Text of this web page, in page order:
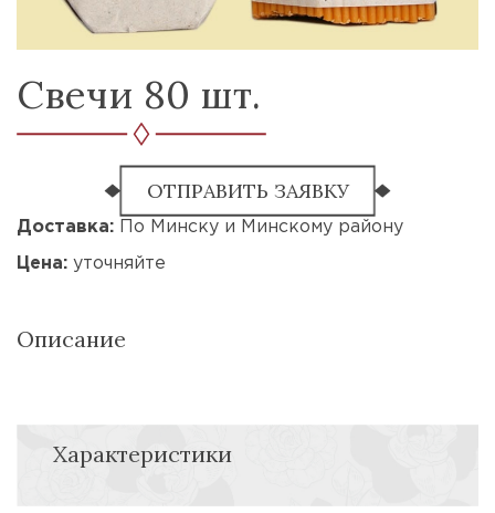
Свечи 80 шт.
ОТПРАВИТЬ ЗАЯВКУ
Доставка: По Минску и Минскому району
Цена: уточняйте
Описание
Характеристики